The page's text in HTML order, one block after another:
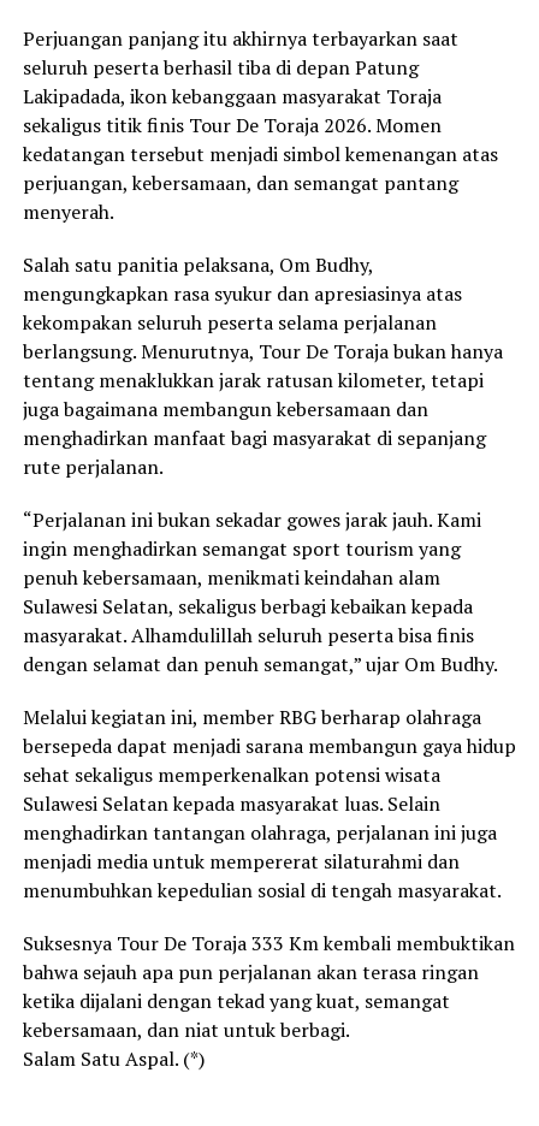
Perjuangan panjang itu akhirnya terbayarkan saat
seluruh peserta berhasil tiba di depan Patung
Lakipadada, ikon kebanggaan masyarakat Toraja
sekaligus titik finis Tour De Toraja 2026. Momen
kedatangan tersebut menjadi simbol kemenangan atas
perjuangan, kebersamaan, dan semangat pantang
menyerah.
Salah satu panitia pelaksana, Om Budhy,
mengungkapkan rasa syukur dan apresiasinya atas
kekompakan seluruh peserta selama perjalanan
berlangsung. Menurutnya, Tour De Toraja bukan hanya
tentang menaklukkan jarak ratusan kilometer, tetapi
juga bagaimana membangun kebersamaan dan
menghadirkan manfaat bagi masyarakat di sepanjang
rute perjalanan.
“Perjalanan ini bukan sekadar gowes jarak jauh. Kami
ingin menghadirkan semangat sport tourism yang
penuh kebersamaan, menikmati keindahan alam
Sulawesi Selatan, sekaligus berbagi kebaikan kepada
masyarakat. Alhamdulillah seluruh peserta bisa finis
dengan selamat dan penuh semangat,” ujar Om Budhy.
Melalui kegiatan ini, member RBG berharap olahraga
bersepeda dapat menjadi sarana membangun gaya hidup
sehat sekaligus memperkenalkan potensi wisata
Sulawesi Selatan kepada masyarakat luas. Selain
menghadirkan tantangan olahraga, perjalanan ini juga
menjadi media untuk mempererat silaturahmi dan
menumbuhkan kepedulian sosial di tengah masyarakat.
Suksesnya Tour De Toraja 333 Km kembali membuktikan
bahwa sejauh apa pun perjalanan akan terasa ringan
ketika dijalani dengan tekad yang kuat, semangat
kebersamaan, dan niat untuk berbagi.
Salam Satu Aspal. (*)